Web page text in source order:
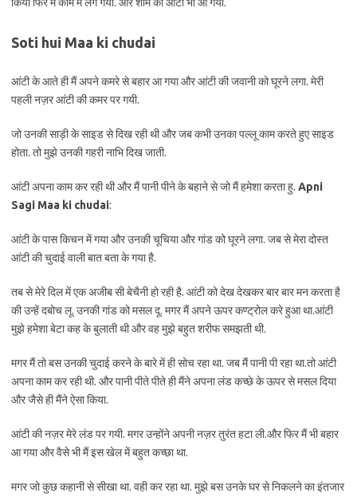
Soti hui Maa ki chudai
आंटी के आते ही मैं अपने कमरे से बहार आ गया और आंटी की जवानी को घूरने लगा. मेरी
पहली नज़र आंटी की कमर पर गयी.
जो उनकी साड़ी के साइड से दिख रही थी और जब कभी उनका पल्लू काम करते हुए साइड
होता. तो मुझे उनकी गहरी नाभि दिख जाती.
आंटी अपना काम कर रही थी और मैं पानी पीने के बहाने से जो मैं हमेशा करता हु. Apni
Sagi Maa ki chudai:
आंटी के पास किचन में गया और उनकी चूचिया और गांड को घूरने लगा. जब से मेरा दोस्त
आंटी की चुदाई वाली बात बता के गया है.
तब से मेरे दिल में एक अजीब सी बेचैनी हो रही है. आंटी को देख देखकर बार बार मन करता है
की उन्हें दबोच लू. उनकी गांड को मसल दू. मगर मैं अपने ऊपर कण्ट्रोल करे हुआ था.आंटी
मुझे हमेशा बेटा कह के बुलाती थी और वह मुझे बहुत शरीफ समझती थी.
मगर मैं तो बस उनकी चुदाई करने के बारे में ही सोच रहा था. जब मैं पानी पी रहा था.तो आंटी
अपना काम कर रही थी. और पानी पीते पीते ही मैंने अपना लंड कच्छे के ऊपर से मसल दिया
और जैसे ही मैंने ऐसा किया.
आंटी की नज़र मेरे लंड पर गयी. मगर उन्होंने अपनी नज़र तुरंत हटा ली.और फिर मैं भी बहार
आ गया और वैसे भी मैं इस खेल में बहुत कच्छा था.
मगर जो कुछ कहानी से सीखा था. वही कर रहा था. मुझे बस उनके घर से निकलने का इंतजार